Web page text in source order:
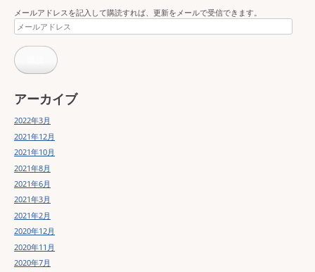
メールアドレスを記入して購読すれば、更新をメールで受信できます。
メ
ー
ル
ア
ド
ス
アーカイブ
2022年3月
2021年12月
2021年10月
2021年8月
2021年6月
2021年3月
2021年2月
2020年12月
2020年11月
2020年7月